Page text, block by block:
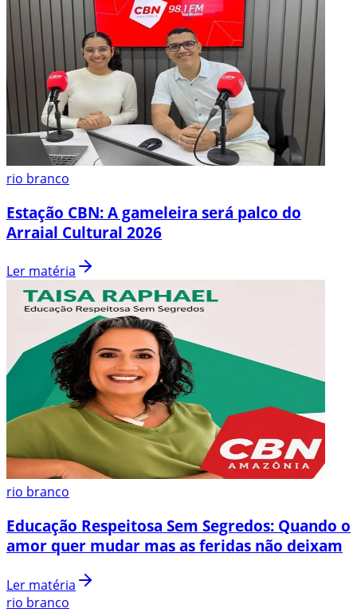
rio branco
Estação CBN: A gameleira será palco do
Arraial Cultural 2026
Ler matéria
rio branco
Educação Respeitosa Sem Segredos: Quando o
amor quer mudar mas as feridas não deixam
Ler matéria
rio branco